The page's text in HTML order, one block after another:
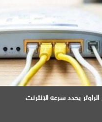
يحدد سرعه الإنترنت